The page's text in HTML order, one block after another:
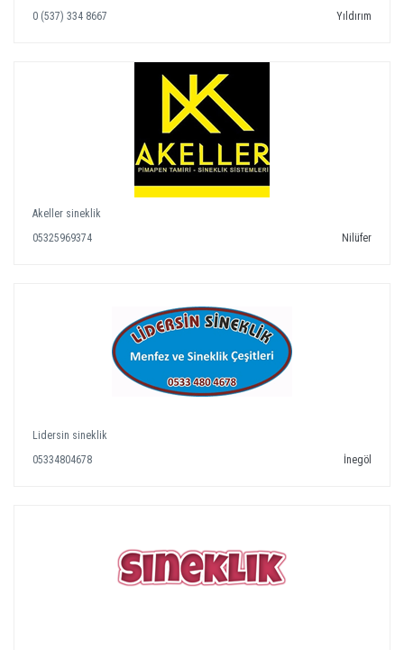
0 (537) 334 8667
Yıldırım
Akeller sineklik
05325969374
Nilüfer
Lidersin sineklik
05334804678
İnegöl